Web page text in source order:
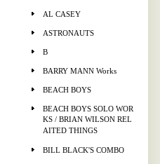
AL CASEY
ASTRONAUTS
B
BARRY MANN Works
BEACH BOYS
BEACH BOYS SOLO WOR
KS / BRIAN WILSON REL
AITED THINGS
BILL BLACK'S COMBO